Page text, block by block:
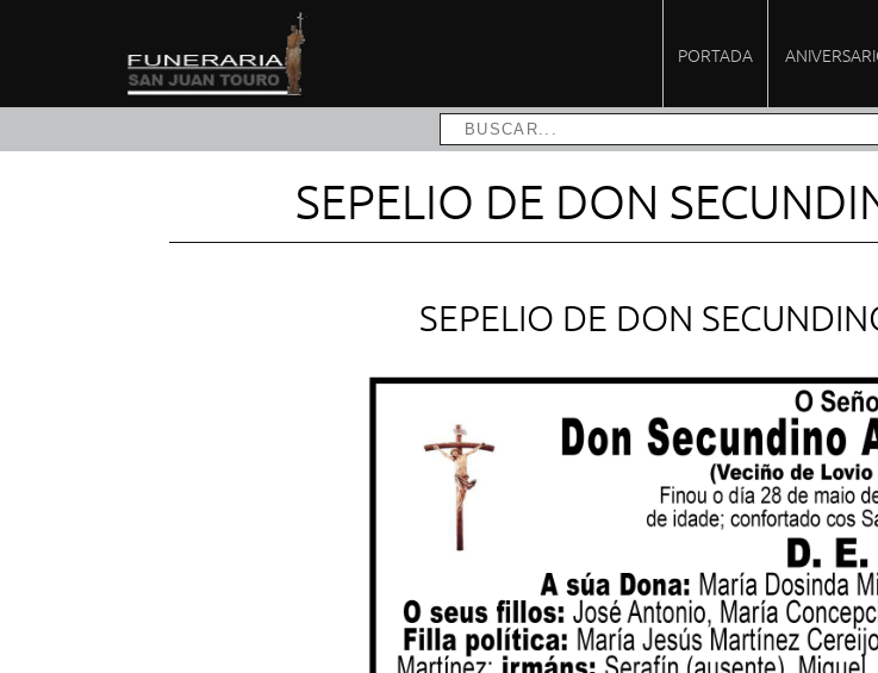
PORTADA
SEPELIO DE DON
SEPELIO DE DON